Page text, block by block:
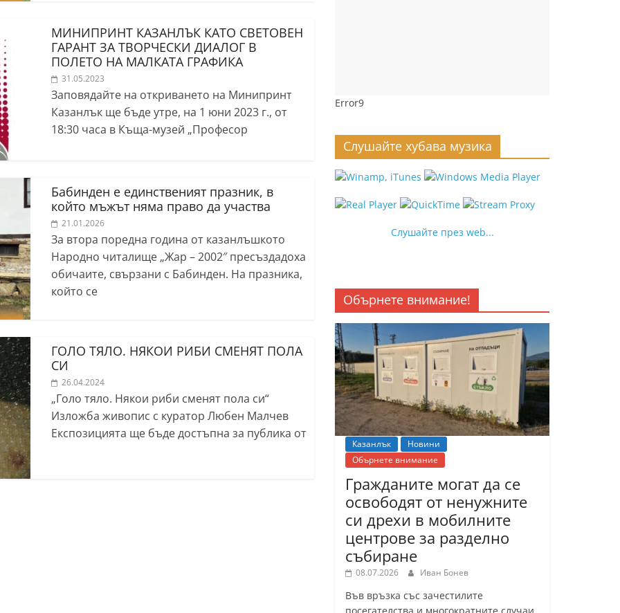
МИНИПРИНТ КАЗАНЛЪК КАТО СВЕТОВЕН
ГАРАНТ ЗА ТВОРЧЕСКИ ДИАЛОГ В
ПОЛЕТО НА МАЛКАТА ГРАФИКА
31.05.2023
Заповядайте на откриването на Минипринт
Казанлък ще бъде утре, на 1 юни 2023 г., от
18:30 часа в Къща-музей „Професор
Бабинден е единственият празник, в
който мъжът няма право да участва
21.01.2026
За втора поредна година от казанлъшкото
Народно читалище „Жар – 2002″ пресъздадоха
обичаите, свързани с Бабинден. На празника,
който се
ГОЛО ТЯЛО. НЯКОИ РИБИ СМЕНЯТ ПОЛА
СИ
26.04.2024
„Голо тяло. Някои риби сменят пола си“
Изложба живопис с куратор Любен Малчев
Експозицията ще бъде достъпна за публика от
Error9
Слушайте хубава музика
Слушайте през web...
Обърнете внимание!
Казанлък
Новини
Обърнете внимание
Гражданите могат да се
освободят от ненужните
си дрехи в мобилните
центрове за разделно
събиране
08.07.2026 Иван Бонев
Във връзка със зачестилите